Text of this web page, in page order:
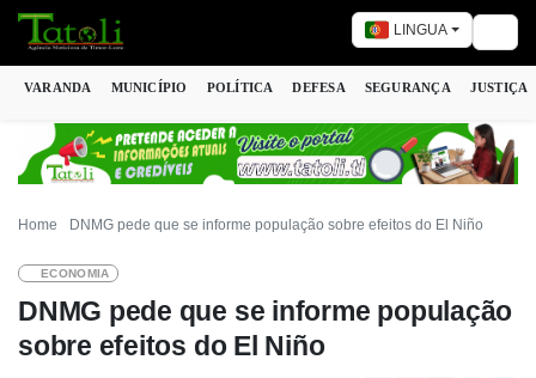
LINGUA
VARANDA MUNICÍPIO POLÍTICA DEFESA SEGURANÇA JUSTIÇA
Home DNMG pede que se informe população sobre efeitos do El Niño
ECONOMIA
DNMG pede que se informe população
sobre efeitos do El Niño